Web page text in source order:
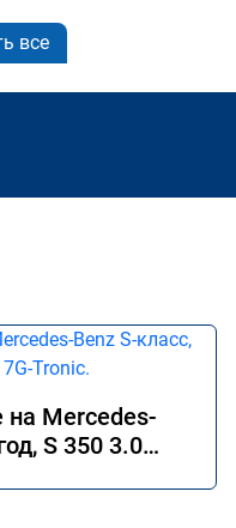
все
Mercedes-
S 350 3.0